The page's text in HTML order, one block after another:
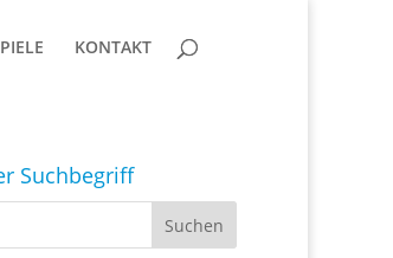
KONTAKT
Suchbegriff